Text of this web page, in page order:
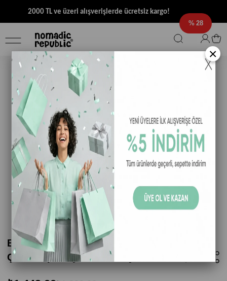
2000 TL ve üzeri alışverişlerde ücretsiz kargo!
28
Buckhead Stary BUCK3024-BH001 Işıklı
Çocuk Spor Ayakkabı - Siyah / Multi
×